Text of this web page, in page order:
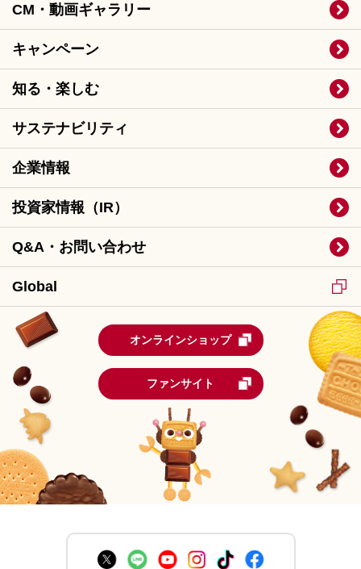
CM・動画ギャラリー
キャンペーン
知る・楽しむ
サステナビリティ
企業情報
投資家情報（IR）
Q&A・お問い合わせ
Global
オンラインショップ
ファンサイト